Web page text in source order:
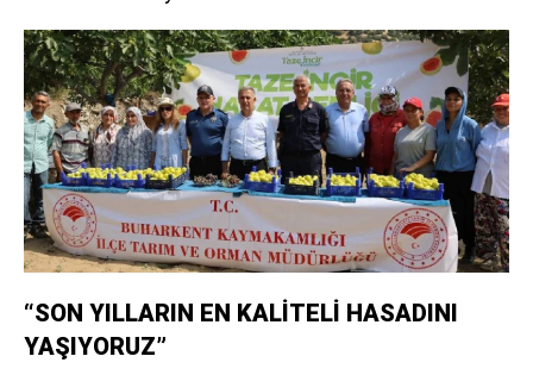
“SON YILLARIN EN KALİTELİ HASADINI
YAŞIYORUZ”